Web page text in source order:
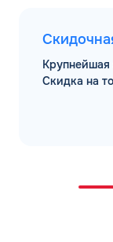
Скидка на